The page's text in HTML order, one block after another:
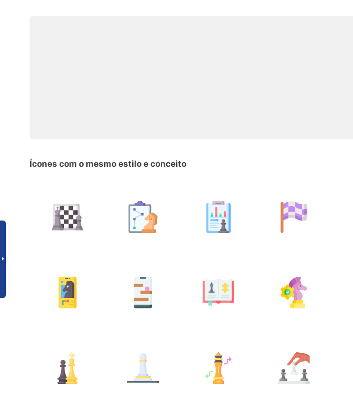
Ícones com o mesmo estilo e conceito